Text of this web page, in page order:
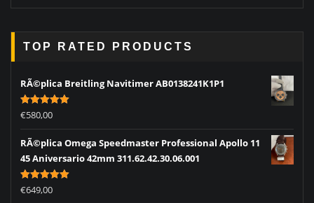
TOP RATED PRODUCTS
RÃ©plica Breitling Navitimer AB0138241K1P1
Rated5.00
out of 5
€580,00
RÃ©plica Omega Speedmaster Professional Apollo 11
45 Aniversario 42mm 311.62.42.30.06.001
Rated5.00
out of 5
€649,00